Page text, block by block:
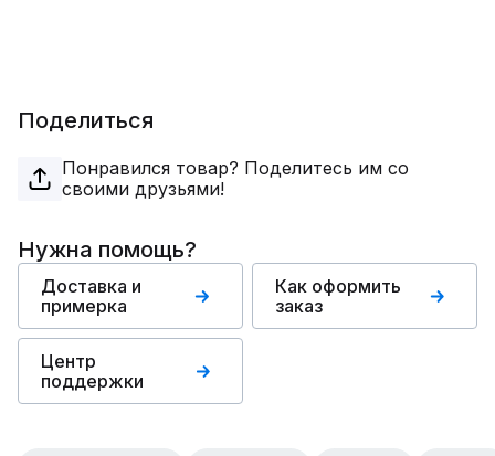
Поделиться
Понравился товар? Поделитесь им со
своими друзьями!
Нужна помощь?
Доставка и
примерка
Как оформить
заказ
Центр
поддержки